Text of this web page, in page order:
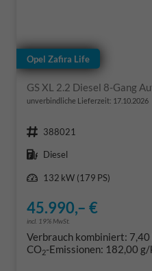
Opel Zafira Life
GS XL 2.2 Diesel 8-Gang
unverbindliche Lieferzeit: 17.10.2026
Fahrzeugnr. 388021
Kraftstoff Diesel
Leistung
132 kW (179 PS)
45.990,– €
incl. 19% MwSt.
Verbrauch kombiniert:
CO2-Emissionen: 182,00 g/